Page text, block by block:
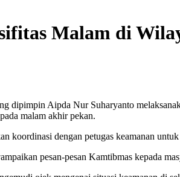
Malam di
dipimpin Aipda Nur Suharyanto
malam akhir pekan.
koordinasi dengan petugas keamanan
pesan-pesan Kamtibmas kepada